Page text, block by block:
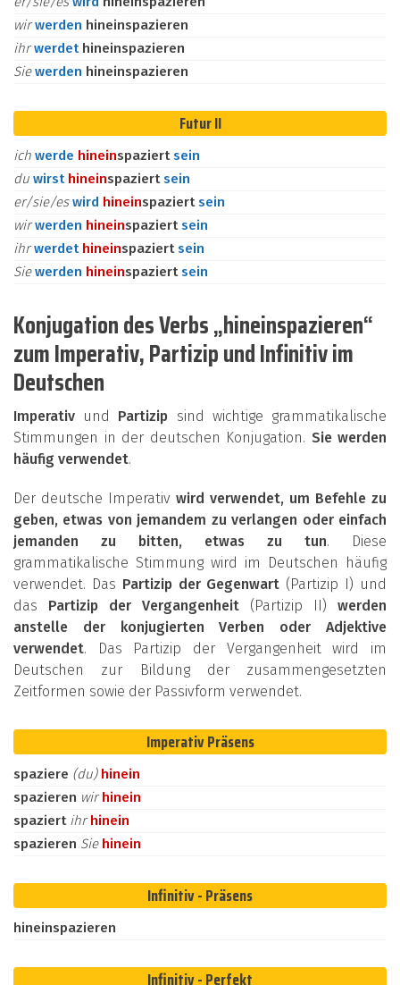
wirwerden hineinspazieren
ihrwerdet hineinspazieren
Siewerden hineinspazieren
Futur II
ich werde hineinspaziertsein
du wirst hineinspaziertsein
er/sie/eswird hineinspaziertsein
wirwerden hineinspaziertsein
ihrwerdet hineinspaziertsein
Siewerden hineinspaziertsein
Konjugation des Verbs „hineinspazieren“
zum Imperativ, Partizip und Infinitiv im
Deutschen
Imperativ und Partizip sind wichtige grammatikalische
Stimmungen in der deutschen Konjugation. Sie werden
häufig verwendet.
Der deutsche Imperativ wird verwendet, um Befehle zu
geben, etwas von jemandem zu verlangen oder einfach
jemanden zu bitten, etwas zu tun. Diese
grammatikalische Stimmung wird im Deutschen häufig
verwendet. Das Partizip der Gegenwart (Partizip I) und
das Partizip der Vergangenheit (Partizip II) werden
anstelle der konjugierten Verben oder Adjektive
verwendet. Das Partizip der Vergangenheit wird im
Deutschen zur Bildung der zusammengesetzten
Zeitformen sowie der Passivform verwendet.
Imperativ Präsens
spaziere (du) hinein
spazieren wirhinein
spaziert ihrhinein
spazieren Sie hinein
Infinitiv - Präsens
hineinspazieren
Infinitiv - Perfekt